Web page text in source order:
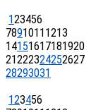
123456
78910111213
14151617181920
21222324252627
28293031
123456